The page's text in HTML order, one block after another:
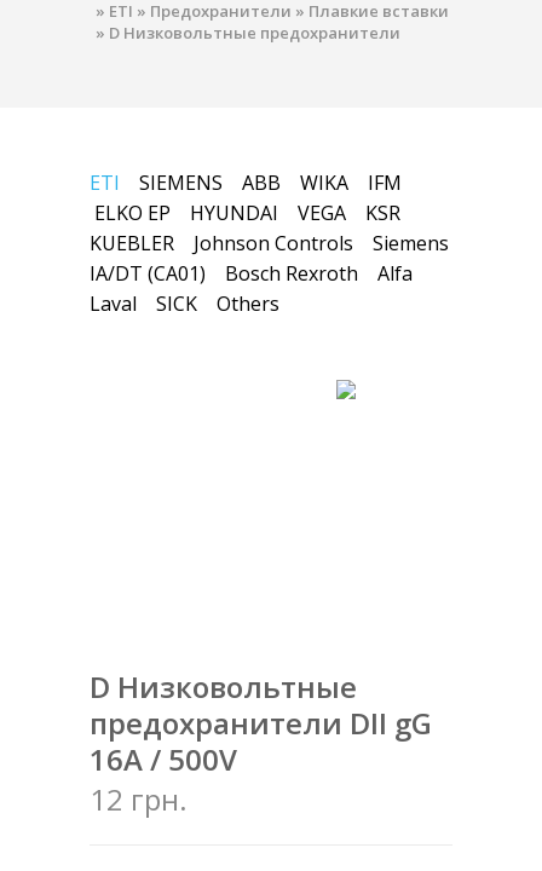
» ETI » Предохранители » Плавкие вставки
» D Низковольтные предохранители
ETI SIEMENS ABB WIKA
IFM
ELKO EP
HYUNDAI VEGA
KSR
KUEBLER
Johnson Controls
Siemens
IA/DT (CA01)
Bosch Rexroth
Alfa
Laval
SICK Others
D Низковольтные
предохранители DII gG
16A / 500V
12 грн.